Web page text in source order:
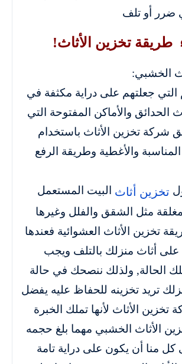
ضرر أو تلف
طريقة تخزين الأثاث!
الخشبي:
التي جعلتهم على دراية مكثفة في
الحدائق والأماكن المفتوحة التي
شركة تخزين الأثاث باستخدام
المناسبة والأغطية وطريقة الرفع
تخزين أثاث البيت المستعمل
مثل الشقق والفلل وغيرها
تخزين الأثاث العشوائية فعندها
أثاث منزلك بالتلف ويجب
الحالة, ولذلك ننصحك في حالة
تريد تخزينه للحفاظ عليه يفضل
تخزين الأثاث لأنها تملك الخبرة
الأثاث الخشبي مهما بلغ حجمه
منا أن يكون على دراية تامة